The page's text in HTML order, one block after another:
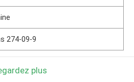
274-09-9
plus